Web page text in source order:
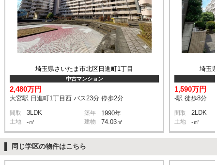
埼玉県さいたま市北区日進町1丁目
中古マンション
2,480万円
大宮駅 日進町1丁目西 バス23分 停歩2分
間取 3LDK 築年 1990年
土地 -㎡ 建物 74.03㎡
埼玉
1,590万円
-駅 徒歩8分
間取 2LDK
土地 -㎡
同じ学区の物件はこちら